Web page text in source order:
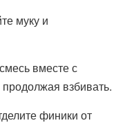
муку и
вместе с
взбивать.
финики от